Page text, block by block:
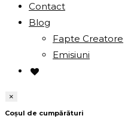
Contact
Blog
Fapte Creatore
Emisiuni
×
Coșul de cumpărături